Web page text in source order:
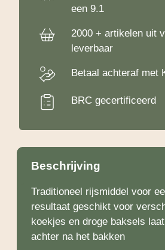
een 9.1
2000 + artikelen uit
leverbaar
Betaal achteraf met
BRC gecertificeerd
Beschrijving
Traditioneel rijsmiddel voor
resultaat geschikt voor
koekjes en droge baksels
achter na het bakken